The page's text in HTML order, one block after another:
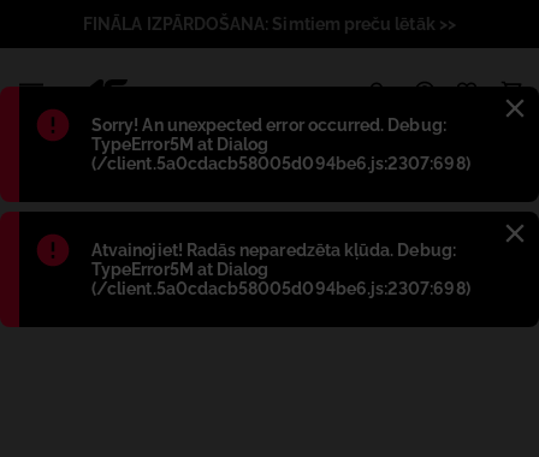
Błąd:
Sorry! An unexpected error occurred. Debug:
TypeError5M at Dialog
(/client.5a0cdacb58005d094be6.js:2307:698)
Błąd:
Atvainojiet! Radās neparedzēta kļūda. Debug:
TypeError5M at Dialog
(/client.5a0cdacb58005d094be6.js:2307:698)
FINĀLA IZPĀRDOŠANA: Simtiem preču lētāk >>